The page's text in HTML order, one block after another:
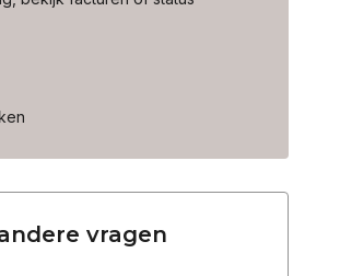
vragen